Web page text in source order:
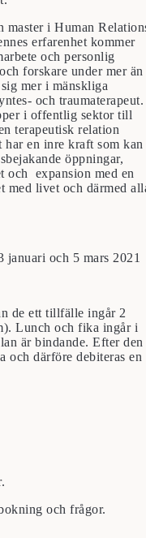
master i Human
erfarenhet kommer
och personlig
forskare under mer än
mer i mänskliga
och traumaterapeut.
i offentlig sektor till
terapeutisk relation
en inre kraft som kan
öppningar,
och expansion med en
med livet och därmed
januari och 5 mars
de ett tillfälle ingår 2
Lunch och fika ingår i
är bindande. Efter den
och därföre debiteras en
och frågor.